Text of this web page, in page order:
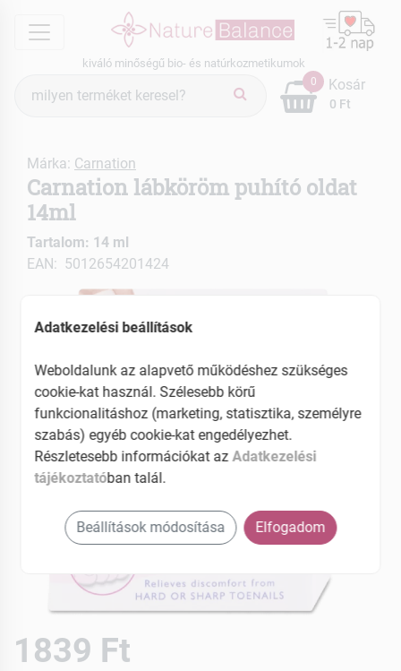
menu
kiváló minőségű bio- és natúrkozmetikumok
keresés
0
0 Ft
Kosár
Márka: Carnation
Carnation lábköröm puhító oldat
14ml
Tartalom: 14 ml
EAN: 5012654201424
1839 Ft
Adatkezelési beállítások
Weboldalunk az alapvető működéshez szükséges
cookie-kat használ. Szélesebb körű
funkcionalitáshoz (marketing, statisztika, személyre
szabás) egyéb cookie-kat engedélyezhet.
Részletesebb információkat az Adatkezelési
tájékoztatóban talál.
Beállítások módosítása Elfogadom